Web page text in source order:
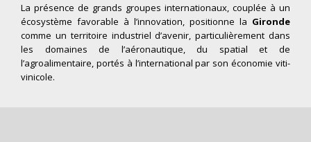
La présence de grands groupes internationaux, couplée à un
écosystème favorable à l’innovation, positionne la Gironde
comme un territoire industriel d’avenir, particulièrement dans
les domaines de l’aéronautique, du spatial et de
l’agroalimentaire, portés à l’international par son économie viti-
vinicole.